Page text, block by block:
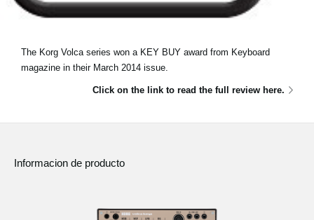
The Korg Volca series won a KEY BUY award from Keyboard
magazine in their March 2014 issue.
Click on the link to read the full review here.
Informacion de producto